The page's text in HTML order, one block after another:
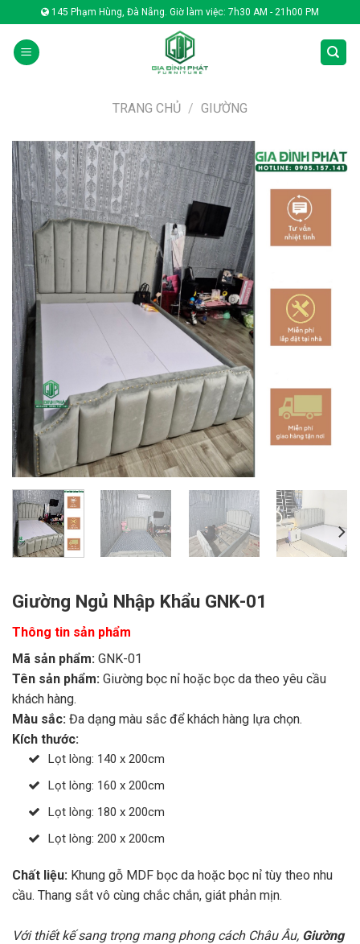
to
content
145 Phạm Hùng, Đà Nẵng. Giờ làm việc: 7h30 AM - 21h00 PM
TRANG CHỦ / GIƯỜNG
Giường Ngủ Nhập Khẩu GNK-01
Thông tin sản phẩm
Mã sản phẩm: GNK-01
Tên sản phẩm: Giường bọc nỉ hoặc bọc da theo yêu cầu
khách hàng.
Màu sắc: Đa dạng màu sắc để khách hàng lựa chọn.
Kích thước:
Lọt lòng: 140 x 200cm
Lọt lòng: 160 x 200cm
Lọt lòng: 180 x 200cm
Lọt lòng: 200 x 200cm
Chất liệu: Khung gỗ MDF bọc da hoặc bọc nỉ tùy theo nhu
cầu. Thang sắt vô cùng chắc chắn, giát phản mịn.
Với thiết kế sang trọng mang phong cách Châu Âu, Giường